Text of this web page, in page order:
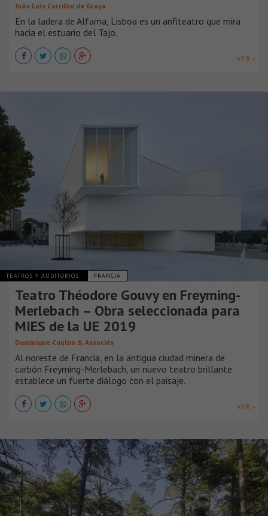
João Luís Carrilho da Graça
En la ladera de Alfama, Lisboa es un anfiteatro que mira
hacia el estuario del Tajo.
VER +
TEATROS Y AUDITORIOS FRANCIA
Teatro Théodore Gouvy en Freyming-
Merlebach – Obra seleccionada para
MIES de la UE 2019
Dominique Coulon & Associés
Al noreste de Francia, en la antigua ciudad minera de
carbón Freyming-Merlebach, un nuevo teatro brillante
establece un fuerte diálogo con el paisaje.
VER +